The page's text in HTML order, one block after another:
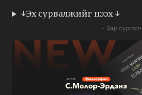
↓Эх сурвалжийг нээх ↓
- Зар